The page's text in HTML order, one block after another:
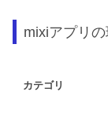
mixiアプリ
カテゴリ